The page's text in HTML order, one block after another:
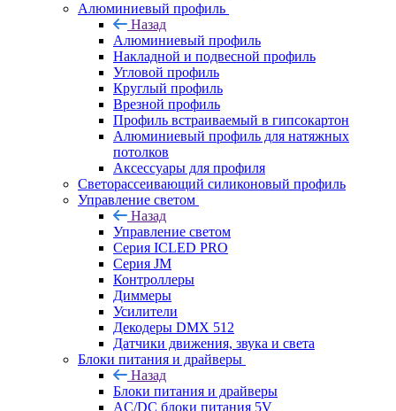
Алюминиевый профиль
Назад
Алюминиевый профиль
Накладной и подвесной профиль
Угловой профиль
Круглый профиль
Врезной профиль
Профиль встраиваемый в гипсокартон
Алюминиевый профиль для натяжных
потолков
Аксессуары для профиля
Светорассеивающий силиконовый профиль
Управление светом
Назад
Управление светом
Серия ICLED PRO
Серия JM
Контроллеры
Диммеры
Усилители
Декодеры DMX 512
Датчики движения, звука и света
Блоки питания и драйверы
Назад
Блоки питания и драйверы
AC/DC блоки питания 5V